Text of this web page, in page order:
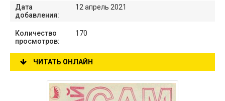
Дата
добавления:
12 апрель 2021
Количество
просмотров:
170
ЧИТАТЬ ОНЛАЙН